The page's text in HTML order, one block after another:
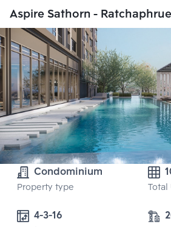
Aspire Sathorn -
Condominium
Property type Total
4-3-16